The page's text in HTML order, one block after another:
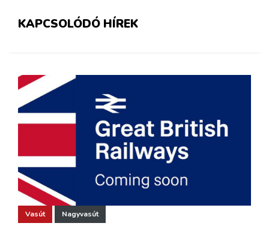
KAPCSOLÓDÓ HÍREK
Vasút Nagyvasút